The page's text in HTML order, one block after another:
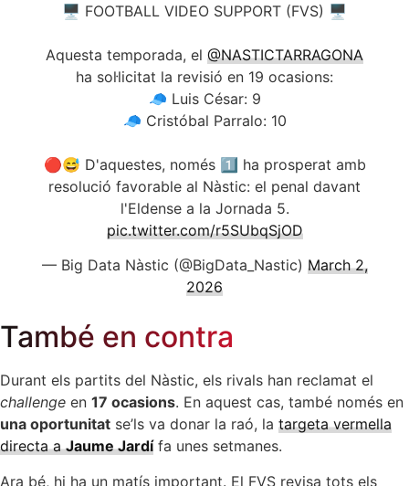
🖥️ FOOTBALL VIDEO SUPPORT (FVS) 🖥️
Aquesta temporada, el @NASTICTARRAGONA
ha sol·licitat la revisió en 19 ocasions:
🧢 Luis César: 9
🧢 Cristóbal Parralo: 10
🔴😅 D'aquestes, només 1⃣ ha prosperat amb
resolució favorable al Nàstic: el penal davant
l'Eldense a la Jornada 5.
pic.twitter.com/r5SUbqSjOD
— Big Data Nàstic (@BigData_Nastic) March 2,
2026
També en contra
Durant els partits del Nàstic, els rivals han reclamat el
challenge en 17 ocasions. En aquest cas, també només en
una oportunitat se’ls va donar la raó, la targeta vermella
directa aJaume Jardífa unes setmanes.
Ara bé, hi ha un matís important. El FVS revisa tots els